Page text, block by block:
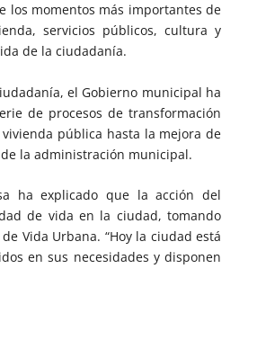
los momentos más importantes de
servicios públicos, cultura y
de la ciudadanía.
el Gobierno municipal ha
de procesos de transformación
pública hasta la mejora de
la administración municipal.
ha explicado que la acción del
de vida en la ciudad, tomando
Vida Urbana. “Hoy la ciudad está
en sus necesidades y disponen